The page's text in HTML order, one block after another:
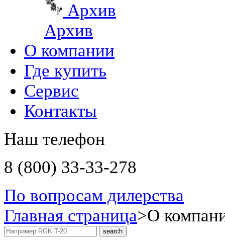
Архив
Архив
О компании
Где купить
Сервис
Контакты
Наш телефон
8 (800) 33-33-278
По вопросам дилерства
Главная страница>О